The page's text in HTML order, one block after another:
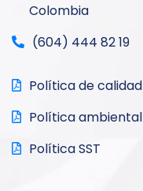
Colombia
(604) 444 82 19
Política de calidad
Política ambiental
Política SST